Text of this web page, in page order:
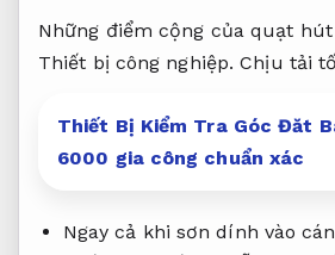
Những điểm cộng của quạt
Thiết bị công nghiệp. Chịu tải
Thiết Bị Kiểm Tra Góc Đăt
6000 gia công chuẩn xác
Ngay cả khi sơn dính vào